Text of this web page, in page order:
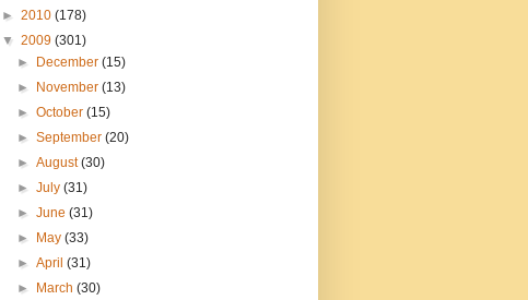
► 2010 (178)
▼ 2009 (301)
►
December(15)
►
November(13)
►October(15)
►September(20)
►August(30)
►July(31)
►June(31)
►
May(33)
►April(31)
►
March(30)